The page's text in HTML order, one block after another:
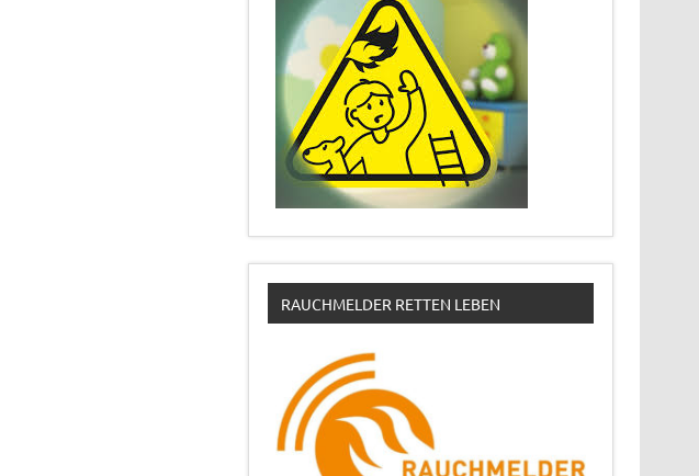
RAUCHMELDER RETTEN LEBEN